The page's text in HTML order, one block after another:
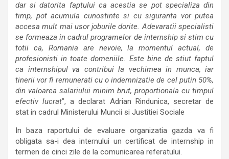
dar si datorita faptului ca acestia se pot specializa din
timp, pot acumula cunostinte si cu siguranta vor putea
accesa mult mai usor joburile dorite. Adevaratii specialisti
se formeaza in cadrul programelor de internship si stim cu
totii ca, Romania are nevoie, la momentul actual, de
profesionisti in toate domeniile. Este bine de stiut faptul
ca internshipul va contribui la vechimea in munca, iar
tinerii vor fi remunerati cu o indemnizatie de cel putin 50%,
din valoarea salariului minim brut, proportionala cu timpul
efectiv lucrat”, a declarat Adrian Rindunica, secretar de
stat in cadrul Ministerului Muncii si Justitiei Sociale
In baza raportului de evaluare organizatia gazda va fi
obligata sa-i dea internului un certificat de internship in
termen de cinci zile de la comunicarea referatului.